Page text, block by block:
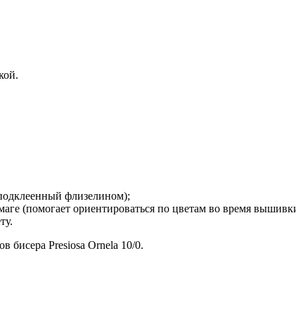
флизелином);
(помогает ориентироваться по цветам во время
бисера Presiosa Ornela 10/0.